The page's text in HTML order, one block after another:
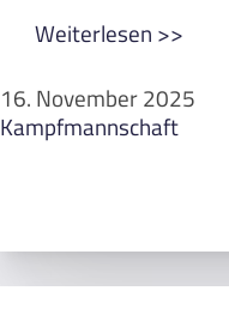
Weiterlesen >>
16. November 2025
Kampfmannschaft